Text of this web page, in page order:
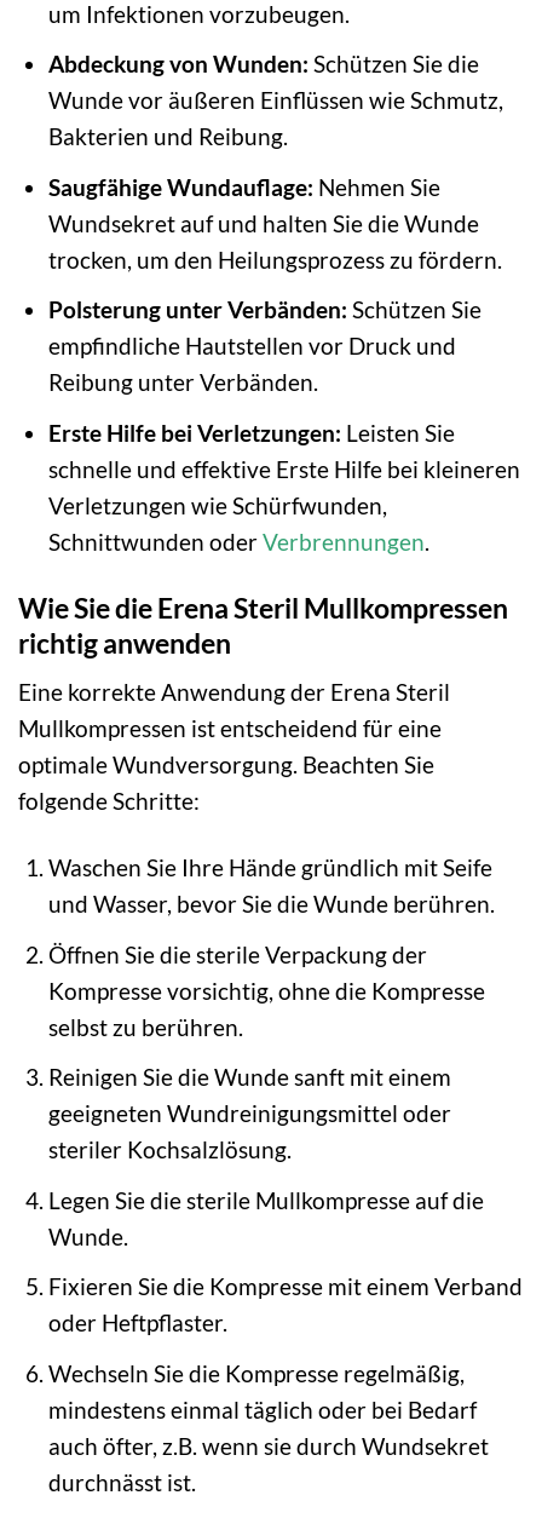
um Infektionen vorzubeugen.
Abdeckung von Wunden: Schützen Sie die
Wunde vor äußeren Einflüssen wie Schmutz,
Bakterien und Reibung.
Saugfähige Wundauflage: Nehmen Sie
Wundsekret auf und halten Sie die Wunde
trocken, um den Heilungsprozess zu fördern.
Polsterung unter Verbänden: Schützen Sie
empfindliche Hautstellen vor Druck und
Reibung unter Verbänden.
Erste Hilfe bei Verletzungen: Leisten Sie
schnelle und effektive Erste Hilfe bei kleineren
Verletzungen wie Schürfwunden,
Schnittwunden oderVerbrennungen.
Wie Sie die Erena Steril Mullkompressen
richtig anwenden
Eine korrekte Anwendung der Erena Steril
Mullkompressen ist entscheidend für eine
optimale Wundversorgung. Beachten Sie
folgende Schritte:
Waschen Sie Ihre Hände gründlich mit Seife
und Wasser, bevor Sie die Wunde berühren.
Öffnen Sie die sterile Verpackung der
Kompresse vorsichtig, ohne die Kompresse
selbst zu berühren.
Reinigen Sie die Wunde sanft mit einem
geeigneten Wundreinigungsmittel oder
steriler Kochsalzlösung.
Legen Sie die sterile Mullkompresse auf die
Wunde.
Fixieren Sie die Kompresse mit einem Verband
oder Heftpflaster.
Wechseln Sie die Kompresse regelmäßig,
mindestens einmal täglich oder bei Bedarf
auch öfter, z.B. wenn sie durch Wundsekret
durchnässt ist.